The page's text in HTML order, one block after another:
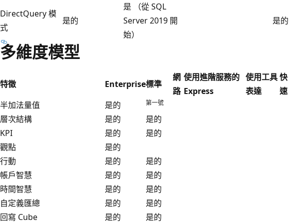
DirectQuery 模
式
是的
是 （從 SQL
Server 2019 開
始）
是的
多維度模型
特徵 Enterprise標準
網
路
使用進階服務的
Express
使用工具
表達
快
速
半加法量值
是的 第一號
層次結構
是的 是的
KPI
是的 是的
觀點
是的
行動
是的 是的
帳戶智慧
是的 是的
時間智慧
是的 是的
自定義匯總
是的 是的
回寫 Cube
是的 是的